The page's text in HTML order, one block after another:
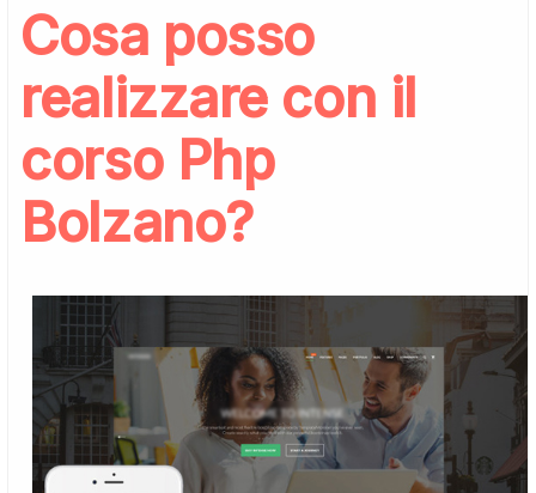
Cosa posso
realizzare con il
corso Php
Bolzano?